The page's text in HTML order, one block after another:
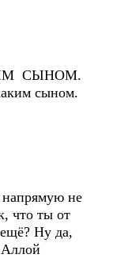
СЫНОМ.
сыном.
не
что ты от
Ну да,